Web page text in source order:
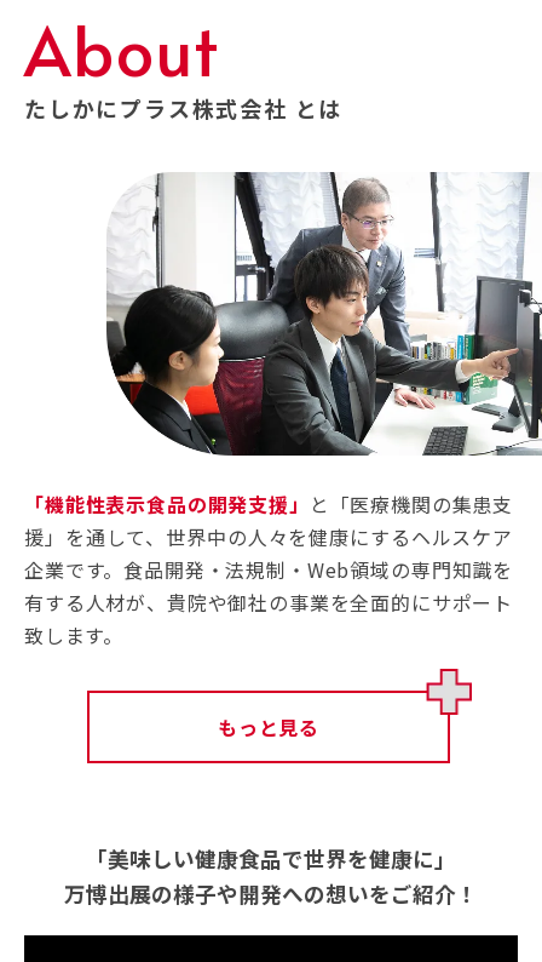
About
たしかにプラス株式会社 とは
「機能性表示食品の開発支援」 と「医療機関の集患支
援」を通して、世界中の人々を健康にするヘルスケア
企業です。食品開発・法規制・Web領域の専門知識を
有する人材が、貴院や御社の事業を全面的にサポート
致します。
もっと見る
「美味しい健康食品で世界を健康に」
万博出展の様子や開発への想いをご紹介！